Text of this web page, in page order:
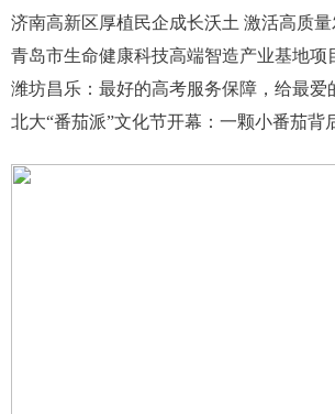
济南高新区厚植民企成长沃土 激活高质
潍坊昌乐：最好的高考服务保障，给最爱